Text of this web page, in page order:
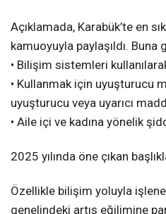
Açıklamada, Karabük’te en
kamuoyuyla paylaşıldı. Buna
• Bilişim sistemleri
• Kullanmak için uyuşturucu
uyuşturucu veya uyarıcı
• Aile içi ve kadına yönelik
2025 yılında öne çıkan
Özellikle bilişim yoluyla
genelindeki artış eğilimine